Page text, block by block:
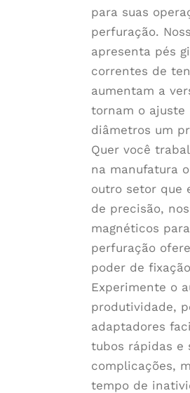
para suas
perfuração.
apresenta pés
correntes de
aumentam a
tornam o ajuste
diâmetros um
Quer você
na manufatura
outro setor que
de precisão,
magnéticos
perfuração
poder de
Experimente o
produtividade,
adaptadores
tubos rápidas e
complicações,
tempo de